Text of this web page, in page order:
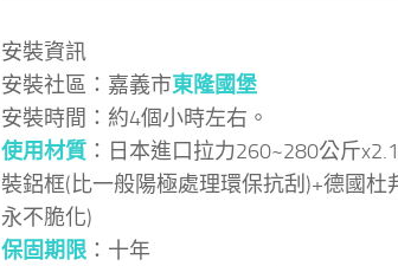
安裝資訊
安裝社區：嘉義市東隆國堡
安裝時間：約4個小時左右。
使用材質 ：日本進口拉力260~280公斤
裝鋁框(比一般陽極處理環保抗刮)+德國杜
永不脆化)
保固期限 ：十年